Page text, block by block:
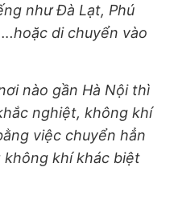
như Đà Lạt, Phú
di chuyển vào
nào gần Hà Nội thì
nghiệt, không khí
việc chuyển hẳn
khí khác biệt